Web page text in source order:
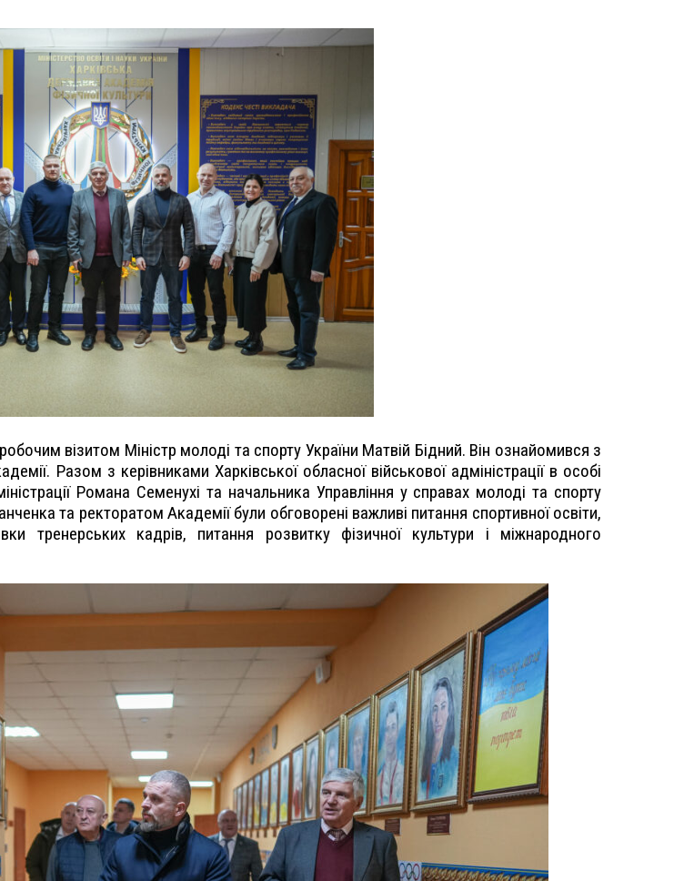
візитом Міністр молоді та спорту України Матвій Бідний. Він ознайомився з
Разом з керівниками Харківської обласної військової адміністрації в особі
Романа Семенухі та начальника Управління у справах молоді та спорту
та ректоратом Академії були обговорені важливі питання спортивної освіти,
тренерських кадрів, питання розвитку фізичної культури і міжнародного